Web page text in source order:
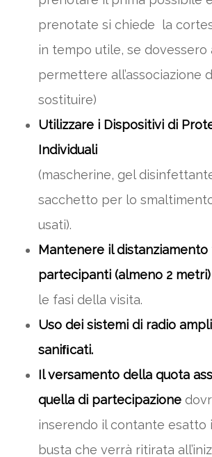
prenotate si chiede la
in tempo utile, se dovessero
permettere all’associazione
sostituire)
Utilizzare i Dispositivi di
Individuali
(mascherine, gel
sacchetto per lo
usati).
Mantenere il distanziamento
partecipanti (almeno 2 metri)
le fasi della visita.
Uso dei sistemi di radio
saniﬁcati.
Il versamento della quota
quella di partecipazione
inserendo il contante esatto
busta che verrà ritirata